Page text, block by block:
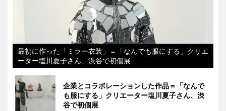
最初に作った「ミラー衣装」＝「なんでも服にする」クリエ
ーター塩川夏子さん、渋谷で初個展
企業とコラボレーションした作品＝「なんで
も服にする」クリエーター塩川夏子さん、渋
谷で初個展